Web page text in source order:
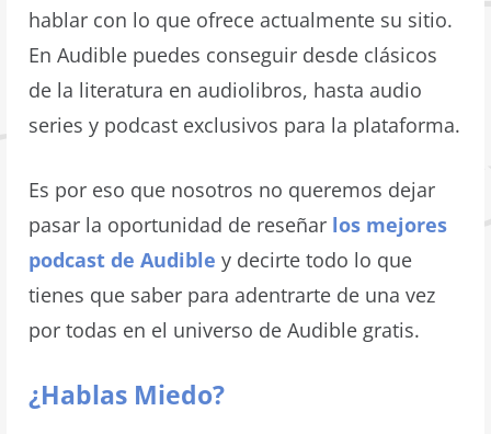
hablar con lo que ofrece actualmente su sitio.
En Audible puedes conseguir desde clásicos
de la literatura en audiolibros, hasta audio
series y podcast exclusivos para la plataforma.
Es por eso que nosotros no queremos dejar
pasar la oportunidad de reseñar los mejores
podcast de Audible y decirte todo lo que
tienes que saber para adentrarte de una vez
por todas en el universo de Audible gratis.
¿Hablas Miedo?